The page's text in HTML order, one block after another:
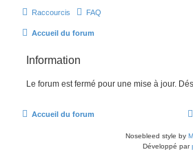
Raccourcis FAQ
Accueil du forum
Information
Le forum est fermé pour une mise à jour.
Accueil du forum
Nosebleed style by
Développé par